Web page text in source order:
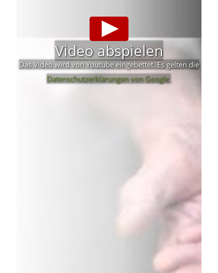
Video abspielen
Das Video wird von Youtube eingebettet. Es gelten die
Datenschutzerklärungen von Google.